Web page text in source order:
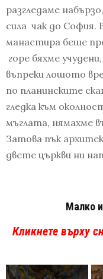
разгледаме
сила чак до
манастира беше
горе бяхме
въпреки лошото
по планинските
гледка към
мъглата, нямахме
Затова пък
двете църкви ни
Малко
Кликнете върху